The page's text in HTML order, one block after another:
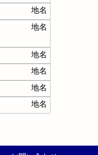
地名
地名
地名
地名
地名
地名